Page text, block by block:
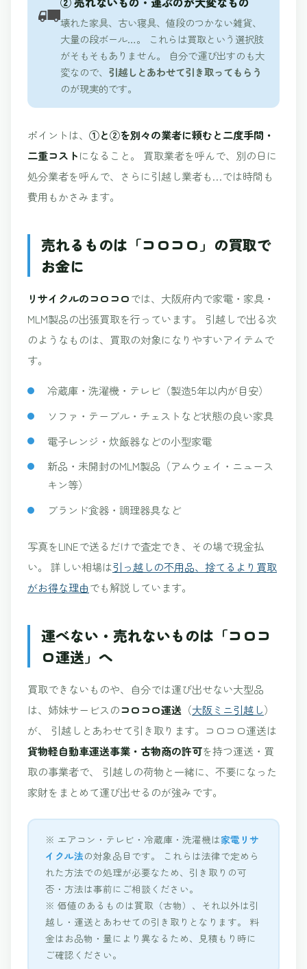
壊れた家具、古い寝具、値段のつかない雑貨、
大量の段ボール…。 これらは買取という選択肢
がそもそもありません。 自分で運び出すのも大
変なので、 引越しとあわせて引き取ってもらう
のが現実的です。
ポイントは、 ①と②を別々の業者に頼むと二度手間・
二重コストになること。 買取業者を呼んで、別の日に
処分業者を呼んで、さらに引越し業者も…では時間も
費用もかさみます。
売れるものは「コロコロ」の買取で
お金に
リサイクルのコロコロでは、大阪府内で家電・家具・
MLM製品の出張買取を行っています。 引越しで出る次
のようなものは、買取の対象になりやすいアイテムで
す。
冷蔵庫・洗濯機・テレビ（製造5年以内が目安）
ソファ・テーブル・チェストなど状態の良い家具
電子レンジ・炊飯器などの小型家電
新品・未開封のMLM製品（アムウェイ・ニュース
キン等）
ブランド食器・調理器具など
写真をLINEで送るだけで査定でき、その場で現金払
い。 詳しい相場は引っ越しの不用品、捨てるより買取
がお得な理由でも解説しています。
運べない・売れないものは「コロコ
ロ運送」へ
買取できないものや、自分では運び出せない大型品
は、姉妹サービスのコロコロ運送 （大阪ミニ引越し）
が、 引越しとあわせて引き取ります。コロコロ運送は
貨物軽自動車運送事業・古物商の許可を持つ運送・買
取の事業者で、 引越しの荷物と一緒に、不要になった
家財をまとめて運び出せるのが強みです。
※ エアコン・テレビ・冷蔵庫・洗濯機は家電リサ
イクル法の対象品目です。 これらは法律で定めら
れた方法での処理が必要なため、引き取りの可
否・方法は事前にご相談ください。
※ 価値のあるものは買取（古物）、それ以外は引
越し・運送とあわせての引き取りとなります。 料
金はお品物・量により異なるため、見積もり時に
ご確認ください。